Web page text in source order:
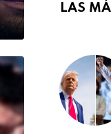
LAS